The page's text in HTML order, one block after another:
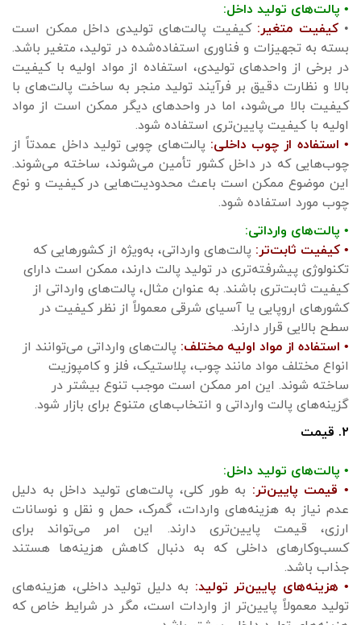
• پالت‌های تولید داخل:
•کیفیت متغیر: کیفیت پالت‌های تولیدی داخل ممکن است
بسته به تجهیزات و فناوری استفاده‌شده در تولید، متغیر باشد.
در برخی از واحدهای تولیدی، استفاده از مواد اولیه با کیفیت
بالا و نظارت دقیق بر فرآیند تولید منجر به ساخت پالت‌های با
کیفیت بالا می‌شود، اما در واحدهای دیگر ممکن است از مواد
اولیه با کیفیت پایین‌تری استفاده شود.
• استفاده از چوب داخلی: پالت‌های چوبی تولید داخل عمدتاً از
چوب‌هایی که در داخل کشور تأمین می‌شوند، ساخته می‌شوند.
این موضوع ممکن است باعث محدودیت‌هایی در کیفیت و نوع
چوب مورد استفاده شود.
• پالت‌های وارداتی:
• کیفیت ثابت‌تر: پالت‌های وارداتی، به‌ویژه از کشورهایی که
تکنولوژی پیشرفته‌تری در تولید پالت دارند، ممکن است دارای
کیفیت ثابت‌تری باشند. به عنوان مثال، پالت‌های وارداتی از
کشورهای اروپایی یا آسیای شرقی معمولاً از نظر کیفیت در
سطح بالایی قرار دارند.
• استفاده از مواد اولیه مختلف: پالت‌های وارداتی می‌توانند از
انواع مختلف مواد مانند چوب، پلاستیک، فلز و کامپوزیت
ساخته شوند. این امر ممکن است موجب تنوع بیشتر در
گزینه‌های پالت وارداتی و انتخاب‌های متنوع برای بازار شود.
۲. قیمت
• پالت‌های تولید داخل:
• قیمت پایین‌تر: به طور کلی، پالت‌های تولید داخل به دلیل
عدم نیاز به هزینه‌های واردات، گمرک، حمل و نقل و نوسانات
ارزی، قیمت پایین‌تری دارند. این امر می‌تواند برای
کسب‌وکارهای داخلی که به دنبال کاهش هزینه‌ها هستند
جذاب باشد.
• هزینه‌های پایین‌تر تولید: به دلیل تولید داخلی، هزینه‌های
تولید معمولاً پایین‌تر از واردات است، مگر در شرایط خاص که